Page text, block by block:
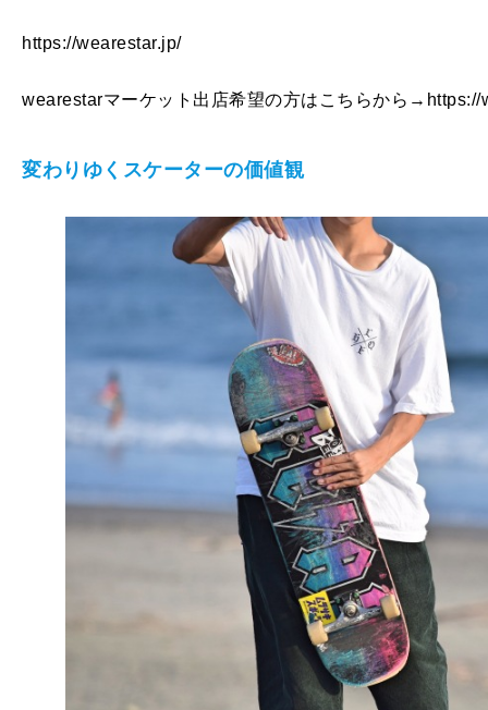
https://wearestar.jp/
wearestarマーケット出店希望の方はこちらから
変わりゆくスケーターの価値観